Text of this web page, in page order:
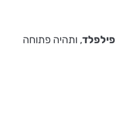
פילפלד, ותהיה פתוחה